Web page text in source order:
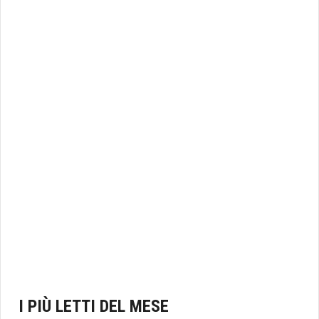
I PIÙ LETTI DEL MESE